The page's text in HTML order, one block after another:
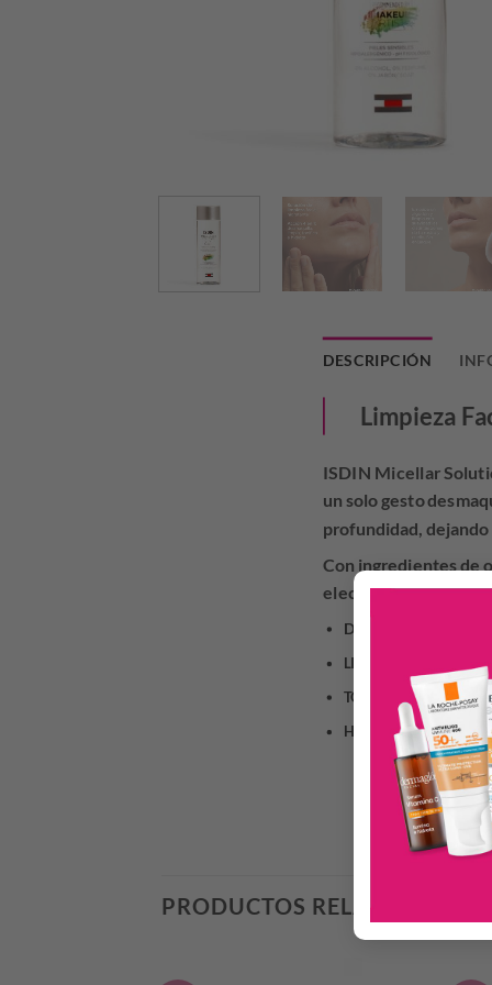
DESCRIPCIÓN
Limpieza
ISDIN Micellar
un solo gesto
profundidad,
Con ingredientes de
elección para
DESMAQUILLA:
LIMPIA: Con un sólo
TONIFICA:Reduce el
HIDRATA:Su base
PRODUCTOS RELACIONADOS